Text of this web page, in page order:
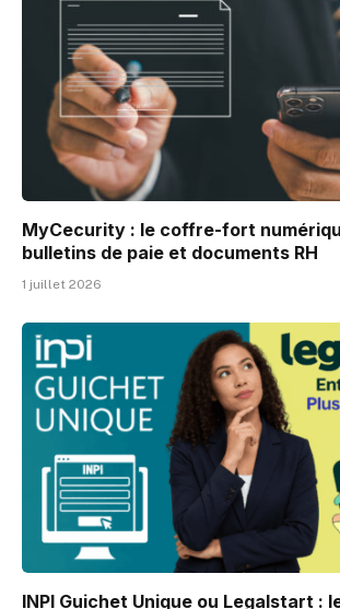
MyCecurity : le coffre-fort
bulletins de paie et documents RH
1 juillet 2026
INPI Guichet Unique ou Legalstart :